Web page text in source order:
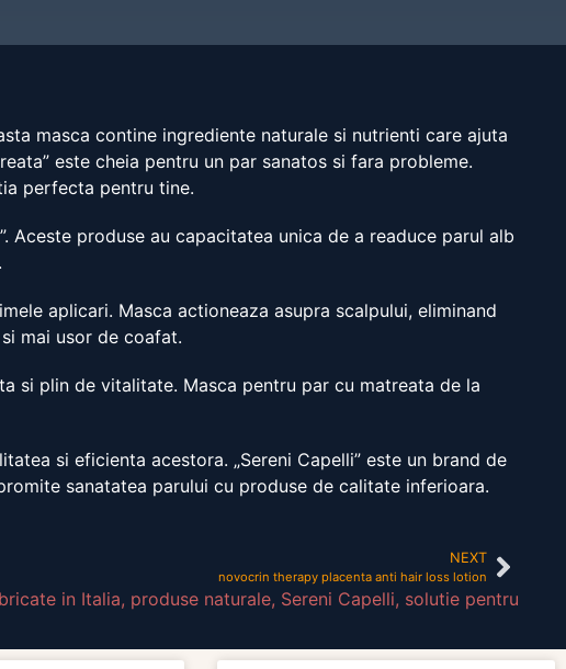
masca contine ingrediente naturale si nutrienti care ajuta
este cheia pentru un par sanatos si fara probleme.
perfecta pentru tine.
Aceste produse au capacitatea unica de a readuce parul alb
aplicari. Masca actioneaza asupra scalpului, eliminand
mai usor de coafat.
si plin de vitalitate. Masca pentru par cu matreata de la
si eficienta acestora. „Sereni Capelli” este un brand de
sanatatea parului cu produse de calitate inferioara.
NEXT
novocrin therapy placenta anti hair loss lotion
in Italia, produse naturale, Sereni Capelli, solutie pentru